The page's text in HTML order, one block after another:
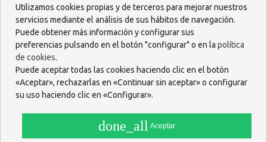
Zumo de frutas destinado a lactantes a partir de 4 meses.
INGREDIENTES
Zumo de uva (55%) y naranja(30%) a partir de concentrado, puré de
plátano (15%) y vitamina C.
MODO DE EMPLEO
Listo para su uso. Agitar antes de abrir y servir a temperatura
ambiente. Una vez abierto se conserva 24 horas en el frigorífico.
PRECAUCIONES Y ADVERTENCIAS
Una vez abierto se conserva 24 horas en el frigorífico. Preservar del
Utilizamos cookies propias y de terceros para mejorar nuestros
servicios mediante el análisis de sus hábitos de navegación.
Puede obtener más información y configurar sus
preferencias pulsando en el botón "configurar" o en la política
de cookies.
Puede aceptar todas las cookies haciendo clic en el botón
«Aceptar», rechazarlas en «Continuar sin aceptar» o configurar
su uso haciendo clic en «Configurar».
done_all Aceptar